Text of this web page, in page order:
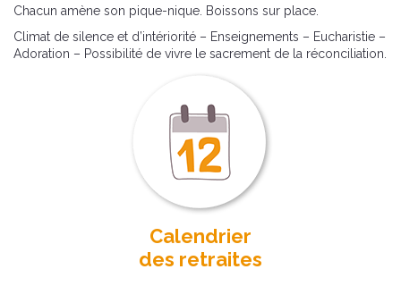
Chacun amène son pique-nique. Boissons sur place.
Climat de silence et d’intériorité – Enseignements – Eucharistie –
Adoration – Possibilité de vivre le sacrement de la réconciliation.
Calendrier
des retraites